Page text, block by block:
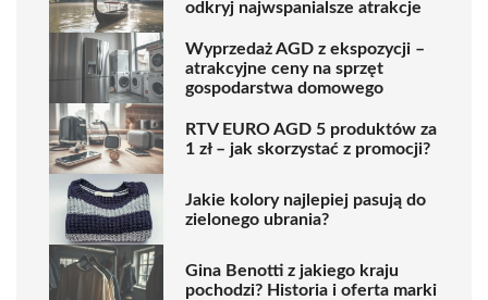
odkryj najwspanialsze atrakcje
Wyprzedaż AGD z ekspozycji –
atrakcyjne ceny na sprzęt
gospodarstwa domowego
RTV EURO AGD 5 produktów za
1 zł – jak skorzystać z promocji?
Jakie kolory najlepiej pasują do
zielonego ubrania?
Gina Benotti z jakiego kraju
pochodzi? Historia i oferta marki